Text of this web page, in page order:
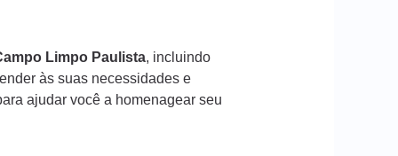
Limpo Paulista, incluindo
às suas necessidades e
ajudar você a homenagear seu